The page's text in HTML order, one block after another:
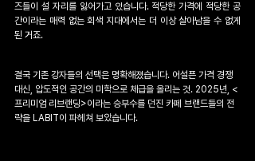
즈들이 설 자리를 잃어가고 있습니다. 적당한 가격에 적당한 공
간이라는 매력 없는 회색 지대에서는 더 이상 살아남을 수 없게
된 거죠.
결국 기존 강자들의 선택은 명확해졌습니다. 어설픈 가격 경쟁
대신, 압도적인 공간의 미학으로 체급을 올리는 것. 2025년, <
프리미엄 리브랜딩>이라는 승부수를 던진 카페 브랜드들의 전
략을 LABIT이 파헤쳐 보았습니다.